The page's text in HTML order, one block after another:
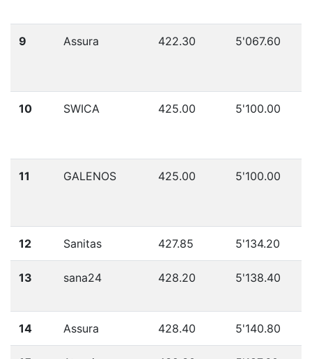
9 Assura 422.30 5'067.60
10 SWICA 425.00 5'100.00
11 GALENOS 425.00 5'100.00
12 Sanitas 427.85 5'134.20
13 sana24 428.20 5'138.40
14 Assura 428.40 5'140.80